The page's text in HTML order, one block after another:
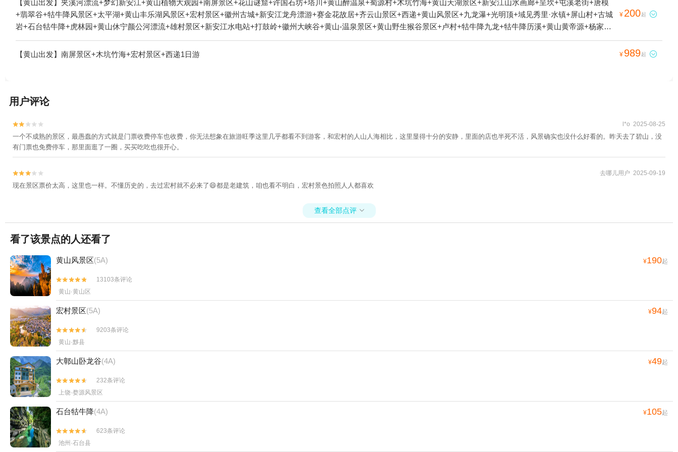
【黄山出发】夹溪河漂流+梦幻新安江+黄山植物大观园+南屏景区+花山谜窟+许国石坊+塔川+黄山醉温泉+蜀源村+木坑竹海+黄山天湖景区+新安江山水画廊+呈坎+屯溪老街+唐模
+翡翠谷+牯牛降风景区+太平湖+黄山丰乐湖风景区+宏村景区+徽州古城+新安江龙舟漂游+赛金花故居+齐云山景区+西递+黄山风景区+九龙瀑+光明顶+域见秀里·水镇+屏山村+古城
岩+石台牯牛降+虎林园+黄山休宁颜公河漂流+雄村景区+新安江水电站+打鼓岭+徽州大峡谷+黄山-温泉景区+黄山野生猴谷景区+卢村+牯牛降九龙+牯牛降历溪+黄山黄帝源+杨家寨
+养生河漂流+东黄山旅游度假区+香溪漂流+黄山门+黄山云谷索道+斗山街+新安江滨水旅游景区+芙蓉谷+新安江月亮岛+《宏村阿菊》实景演出+横江山水竹筏+西海大峡谷+黄山新
安人家酒楼+洞天湾风景区+新安江塔坑三口柑橘园+新安江水世界+新安江国画长廊游船+棠樾牌坊群鲍家花园+北京D-life礼堂+寒武纪石林景区+合肥万普拓展基地（黄山）+守拙园
云山自由家营地+黄山徽秀1日游
¥ 200起 
【黄山出发】南屏景区+木坑竹海+宏村景区+西递1日游 ¥ 989起 
用户评论

 l*o 2025-08-25
一个不成熟的景区，最愚蠢的方式就是门票收费停车也收费，你无法想象在旅游旺季这里几乎都看不到游客，和宏村的人山人海相比，这里显得十分的安静，里面的店也半死不活，风景确实也没什么好看的。昨天去了碧山，没
有门票也免费停车，那里面逛了一圈，买买吃吃也很开心。

 去哪儿用户 2025-09-19
现在景区票价太高，这里也一样。不懂历史的，去过宏村就不必来了😄都是老建筑，咱也看不明白，宏村景色拍照人人都喜欢
查看全部点评 
看了该景点的人还看了
黄山风景区(5A) ¥190起


13103条评论
黄山·黄山区
宏村景区(5A) ¥94起


9203条评论
黄山·黟县
大鄣山卧龙谷(4A) ¥49起


232条评论
上饶·婺源风景区
石台牯牛降(4A) ¥105起


623条评论
池州·石台县